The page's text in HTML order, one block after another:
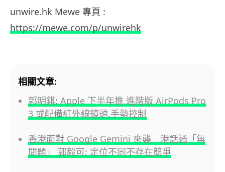
unwire.hk Mewe 專頁 :
https://mewe.com/p/unwirehk
相關文章:
郭明錤: Apple 下半年推 進階版 AirPods Pro
3 或配備紅外線鏡頭,手勢控制
香港面對 Google Gemini 來襲 港話通「無
問題」 郭毅可: 定位不同不存在競爭